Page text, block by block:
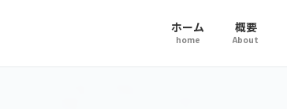
ホーム
home
概要
About